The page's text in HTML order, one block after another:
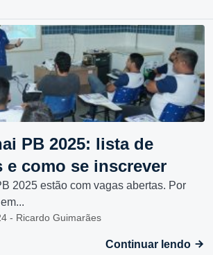
PB 2025: lista de
como se inscrever
2025 estão com vagas abertas. Por
- Ricardo Guimarães
Continuar lendo